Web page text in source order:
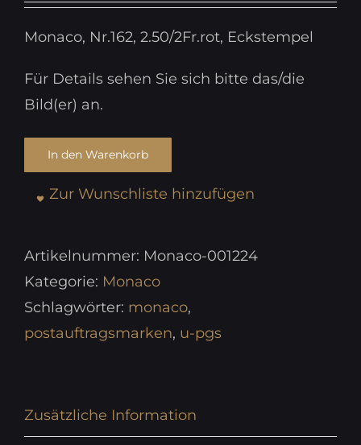
Monaco, Nr.162, 2.50/2Fr.rot, Eckstempel
Für Details sehen Sie sich bitte das/die
Bild(er) an.
In den Warenkorb
Zur Wunschliste hinzufügen
Artikelnummer: Monaco-001224
Kategorie: Monaco
Schlagwörter: monaco,
postauftragsmarken, u-pgs
Zusätzliche Information